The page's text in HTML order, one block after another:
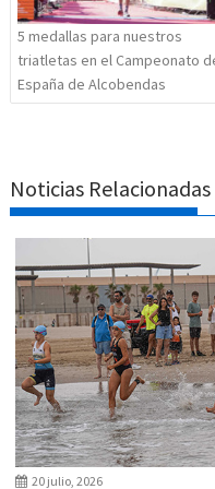
5 medallas para nuestros
triatletas en el Campeonato
España de Alcobendas
Noticias Relacionadas
20 julio, 2026